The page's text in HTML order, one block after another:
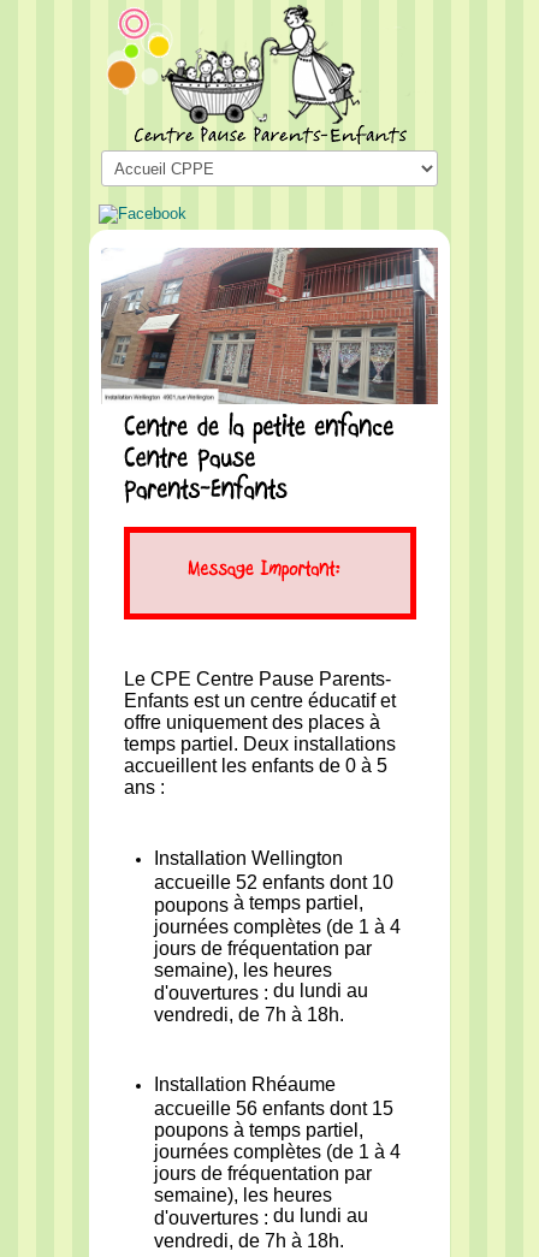
Le CPE Centre Pause Parents-
Enfants est un centre éducatif et
offre uniquement des places à
temps partiel. Deux installations
accueillent les enfants de 0 à 5
ans :
Installation Wellington
accueille 52 enfants dont 10
poupons à temps partiel,
journées complètes (de 1 à 4
jours de fréquentation par
semaine), les heures
d'ouvertures : du lundi au
vendredi, de 7h à 18h.
Installation Rhéaume
accueille 56 enfants dont 15
poupons à temps partiel,
journées complètes (de 1 à 4
jours de fréquentation par
semaine), les heures
d'ouvertures : du lundi au
vendredi, de 7h à 18h.